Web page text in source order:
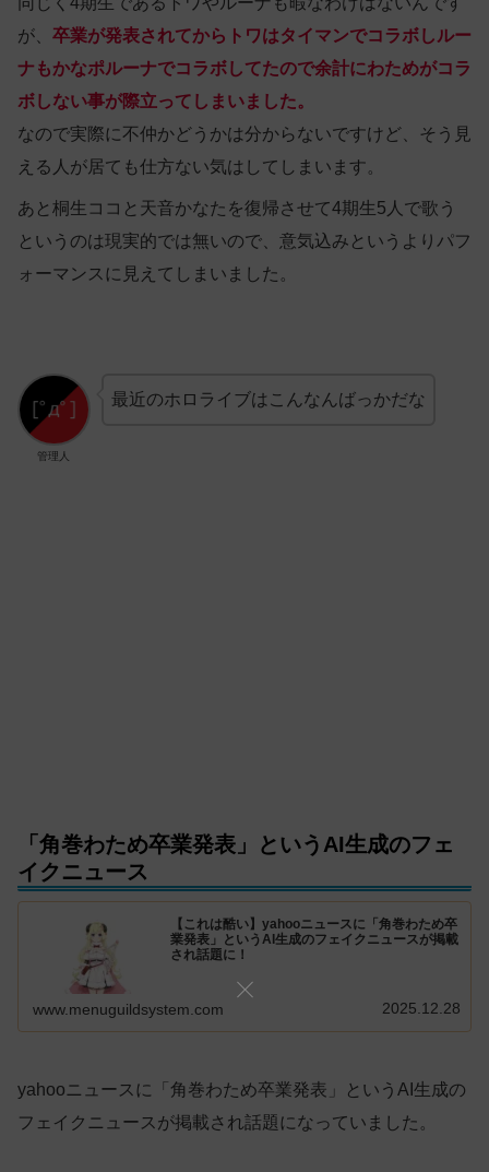
が、 卒業が発表されてからトワはタイマンでコラボしルー
ナもかなポルーナでコラボしてたので余計にわためがコラ
ボしない事が際立ってしまいました。
なので実際に不仲かどうかは分からないですけど、そう見
える人が居ても仕方ない気はしてしまいます。
あと桐生ココと天音かなたを復帰させて4期生5人で歌う
というのは現実的では無いので、意気込みというよりパフ
ォーマンスに見えてしまいました。
管理人
最近のホロライブはこんなんばっかだな
「角巻わため卒業発表」というAI生成のフェ
イクニュース
【これは酷い】yahooニュースに「角巻わため卒
業発表」というAI生成のフェイクニュースが掲載
され話題に！
www.menuguildsystem.com 2025.12.28
yahooニュースに「角巻わため卒業発表」というAI生成の
フェイクニュースが掲載され話題になっていました。